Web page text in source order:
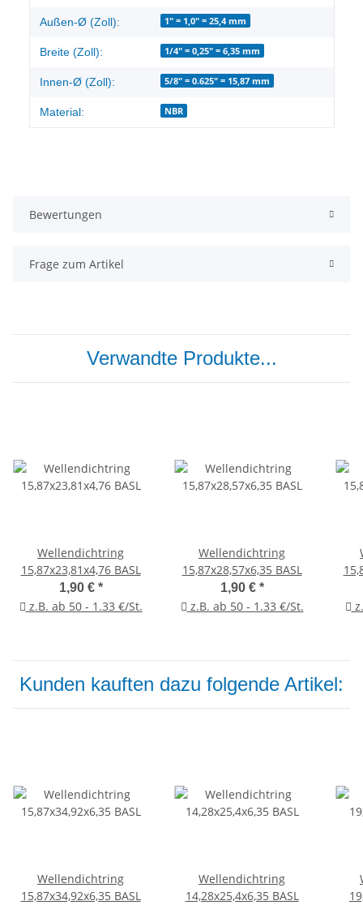
Außen-Ø (Zoll): 1" = 1,0" = 25,4 mm
Breite (Zoll): 1/4" = 0,25" = 6,35 mm
Innen-Ø (Zoll): 5/8" = 0.625" = 15,87 mm
Material: NBR
Bewertungen
Frage zum Artikel
Verwandte Produkte...
Wellendichtring
15,87x23,81x4,76 BASL
1,90 € *
z.B. ab 50 - 1.33 €/St.
Wellendichtring
15,87x28,57x6,35 BASL
1,90 € *
z.B. ab 50 - 1.33 €/St.
Kunden kauften dazu folgende Artikel:
Wellendichtring
15,87x34,92x6,35 BASL
Wellendichtring
14,28x25,4x6,35 BASL